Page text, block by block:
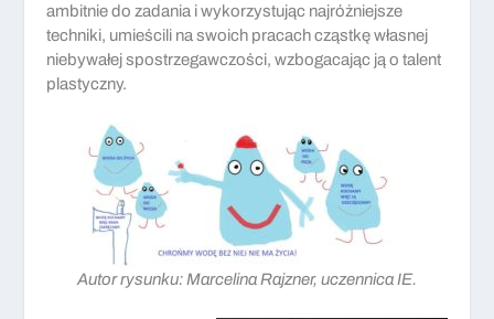
ambitnie do zadania i wykorzystując najróżniejsze
techniki, umieścili na swoich pracach cząstkę własnej
niebywałej spostrzegawczości, wzbogacając ją o talent
plastyczny.
Autor rysunku: Marcelina Rajzner, uczennica IE.